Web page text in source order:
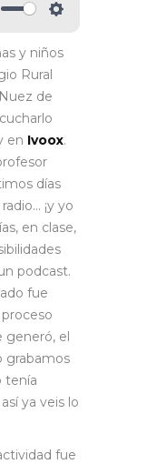
y niños
Rural
de
en Ivoox.
días
¡y yo
en clase,
podcast.
fue
generó, el
grabamos
tenía
ya veis lo
fue